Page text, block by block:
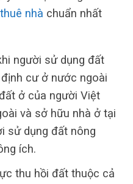
nhà chuẩn nhất
người sử dụng đất
cư ở nước ngoài
ở của người Việt
và sở hữu nhà ở tại
sử dụng đất nông
ích.
thu hồi đất thuộc cả